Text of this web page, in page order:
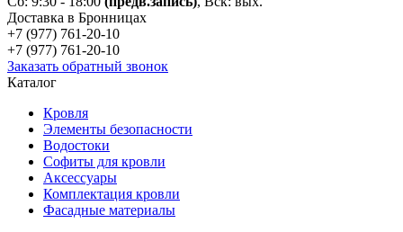
Доставка в Бронницах
+7 (977) 761-20-10
+7 (977) 761-20-10
Заказать обратный звонок
Каталог
Кровля
Элементы безопасности
Водостоки
Софиты для кровли
Аксессуары
Комплектация кровли
Фасадные материалы